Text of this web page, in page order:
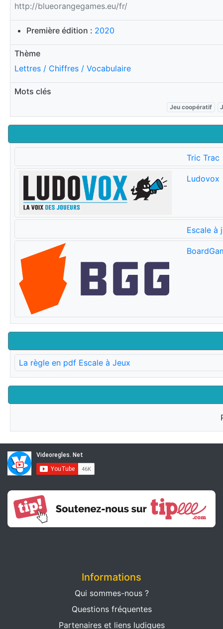
http://blueorangegames.eu/fr/
Première édition : 2020
Thème
Lettres / Chiffres / Vocabulaire
Mots clés
Jeu coopératif
Tric Trac
Ludovox
Escale à
La règle en pdf Escale à Jeux
Informations
Qui sommes-nous ?
Questions fréquentes
Partenaires et liens ludiques